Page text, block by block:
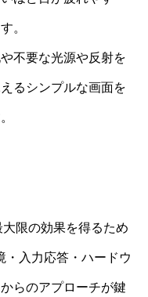
。
不要な光源や反射を
るシンプルな画面を
限の効果を得るため
・入力応答・ハードウ
らのアプローチが鍵